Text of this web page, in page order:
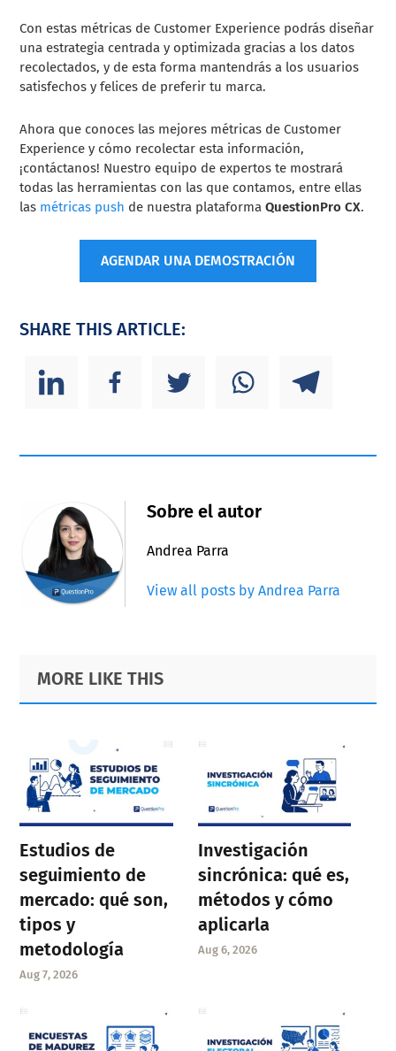
Con estas métricas de Customer Experience podrás diseñar
una estrategia centrada y optimizada gracias a los datos
recolectados, y de esta forma mantendrás a los usuarios
satisfechos y felices de preferir tu marca.
Ahora que conoces las mejores métricas de Customer
Experience y cómo recolectar esta información,
¡contáctanos! Nuestro equipo de expertos te mostrará
todas las herramientas con las que contamos, entre ellas
las métricas push de nuestra plataformaQuestionPro CX.
AGENDAR UNA DEMOSTRACIÓN
SHARE THIS ARTICLE:
Sobre el autor
Andrea Parra
View all posts by Andrea Parra
Primary
Sidebar
Footer
MORE LIKE THIS
Estudios de
seguimiento de
mercado: qué son,
tipos y
metodología
Aug 7, 2026
Investigación
sincrónica: qué es,
métodos y cómo
aplicarla
Aug 6, 2026